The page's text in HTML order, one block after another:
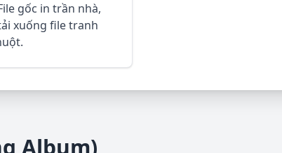
gốc in trần nhà,
xuống file tranh
Album)